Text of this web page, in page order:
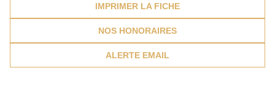
IMPRIMER LA FICHE
NOS HONORAIRES
ALERTE EMAIL